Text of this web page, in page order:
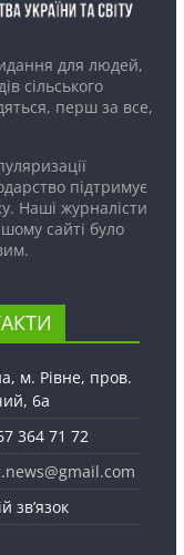
для людей,
сільського
перш за все,
підтримує
Наші журналісти
сайті було
м. Рівне, пров.
6а
364 71 72
зв’язок